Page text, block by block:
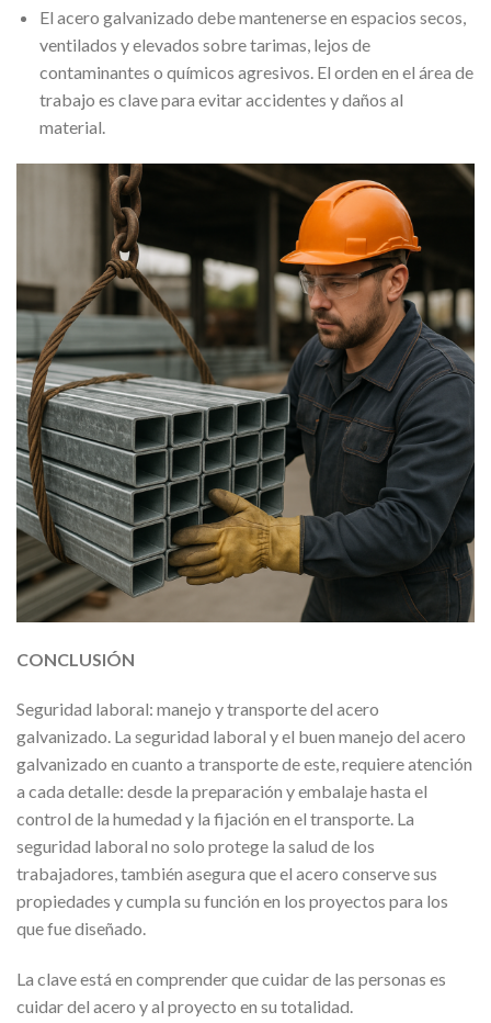
El acero galvanizado debe mantenerse en espacios secos,
ventilados y elevados sobre tarimas, lejos de
contaminantes o químicos agresivos. El orden en el área de
trabajo es clave para evitar accidentes y daños al
material.
CONCLUSIÓN
Seguridad laboral: manejo y transporte del acero
galvanizado. La seguridad laboral y el buen manejo del acero
galvanizado en cuanto a transporte de este, requiere atención
a cada detalle: desde la preparación y embalaje hasta el
control de la humedad y la fijación en el transporte. La
seguridad laboral no solo protege la salud de los
trabajadores, también asegura que el acero conserve sus
propiedades y cumpla su función en los proyectos para los
que fue diseñado.
La clave está en comprender que cuidar de las personas es
cuidar del acero y al proyecto en su totalidad.